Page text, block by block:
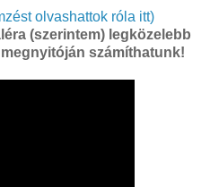
olvashattok róla itt)
(szerintem) legközelebb
számíthatunk!